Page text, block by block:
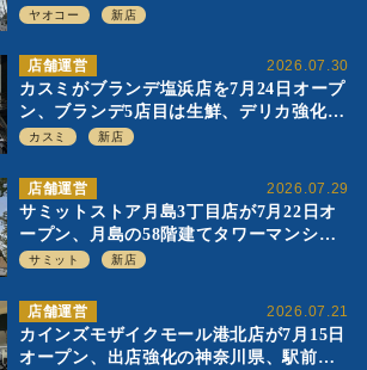
浦和店とは生鮮強化、ですみ分け
ヤオコー 新店
2026.07.30
店舗運営
カスミがブランデ塩浜店を7月24日オープ
ン、ブランデ5店目は生鮮、デリカ強化の
一方で通常店の要素も取り入れ
カスミ 新店
2026.07.29
店舗運営
サミットストア月島3丁目店が7月22日オ
ープン、月島の58階建てタワーマンショ
ン1階に生鮮強化の小商圏型店を出店
サミット 新店
2026.07.21
店舗運営
カインズモザイクモール港北店が7月15日
オープン、出店強化の神奈川県、駅前